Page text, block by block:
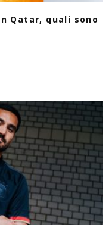
Qatar, quali sono